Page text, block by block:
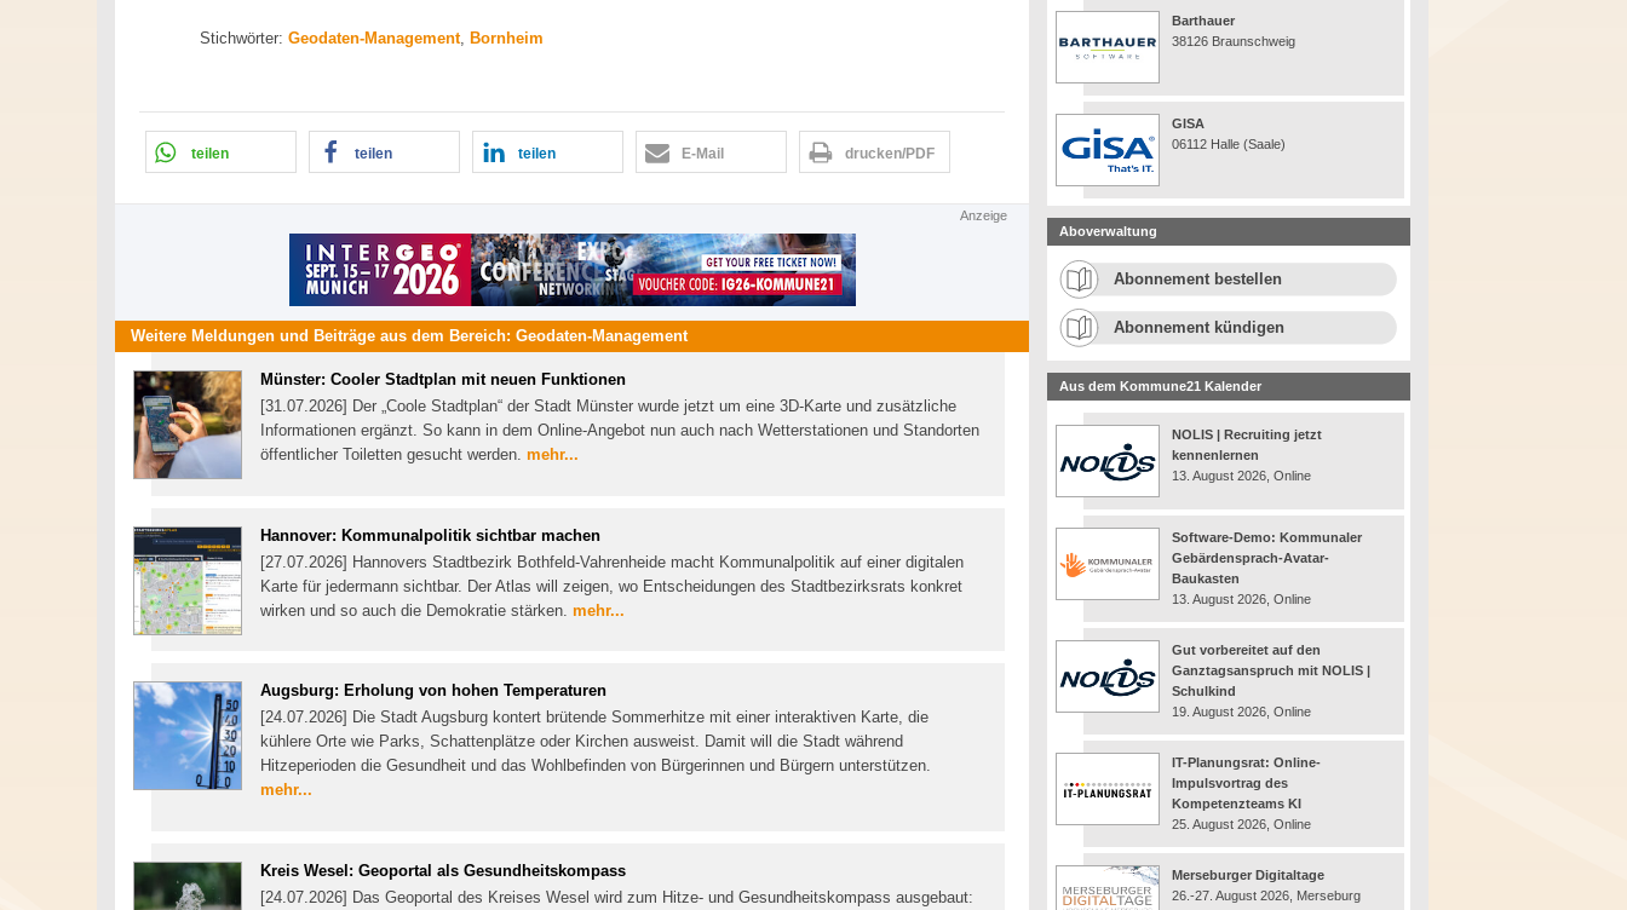
Stichwörter: Geodaten-Management, Bornheim
teilen teilen teilen E-Mail drucken/PDF
Anzeige
Weitere Meldungen und Beiträge aus dem Bereich: Geodaten-Management
Münster: Cooler Stadtplan mit neuen Funktionen
[31.07.2026] Der „Coole Stadtplan“ der Stadt Münster wurde jetzt um eine 3D-Karte und zusätzliche
Informationen ergänzt. So kann in dem Online-Angebot nun auch nach Wetterstationen und Standorten
öffentlicher Toiletten gesucht werden. mehr...
Hannover: Kommunalpolitik sichtbar machen
[27.07.2026] Hannovers Stadtbezirk Bothfeld-Vahrenheide macht Kommunalpolitik auf einer digitalen
Karte für jedermann sichtbar. Der Atlas will zeigen, wo Entscheidungen des Stadtbezirksrats konkret
wirken und so auch die Demokratie stärken. mehr...
Augsburg: Erholung von hohen Temperaturen
[24.07.2026] Die Stadt Augsburg kontert brütende Sommerhitze mit einer interaktiven Karte, die
kühlere Orte wie Parks, Schattenplätze oder Kirchen ausweist. Damit will die Stadt während
Hitzeperioden die Gesundheit und das Wohlbefinden von Bürgerinnen und Bürgern unterstützen.
mehr...
Kreis Wesel: Geoportal als Gesundheitskompass
[24.07.2026] Das Geoportal des Kreises Wesel wird zum Hitze- und Gesundheitskompass ausgebaut:
Barthauer
38126 Braunschweig
GISA
06112 Halle (Saale)
Aboverwaltung
Abonnement bestellen
Abonnement kündigen
Aus dem Kommune21 Kalender
NOLIS | Recruiting jetzt
kennenlernen
13. August 2026, Online
Software-Demo: Kommunaler
Gebärdensprach-Avatar-
Baukasten
13. August 2026, Online
Gut vorbereitet auf den
Ganztagsanspruch mit NOLIS |
Schulkind
19. August 2026, Online
IT-Planungsrat: Online-
Impulsvortrag des
Kompetenzteams KI
25. August 2026, Online
Merseburger Digitaltage
26.-27. August 2026, Merseburg